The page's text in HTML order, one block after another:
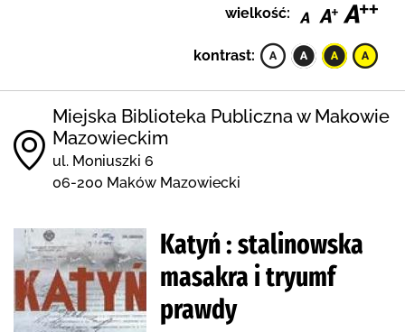
wielkość:
kontrast:
Miejska Biblioteka Publiczna w Makowie
Mazowieckim
ul. Moniuszki 6
06-200 Maków Mazowiecki
Katyń : stalinowska
masakra i tryumf
prawdy